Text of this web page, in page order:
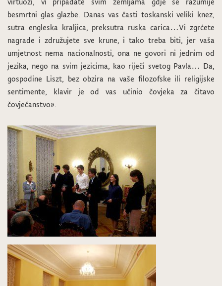
besmrtni glas glazbe. Danas vas časti toskanski veliki knez,
sutra engleska kraljica, preksutra ruska carica…Vi zgrćete
nagrade i združujete sve krune, i tako treba biti, jer vaša
umjetnost nema nacionalnosti, ona ne govori ni jednim od
jezika, nego na svim jezicima, kao riječi svetog Pavla… Da,
gospodine Liszt, bez obzira na vaše filozofske ili religijske
sentimente, klavir je od vas učinio čovjeka za čitavo
čovječanstvo».